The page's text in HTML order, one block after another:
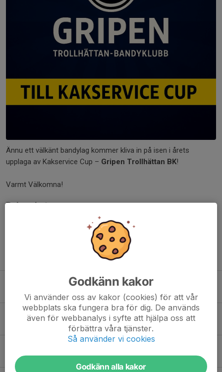
Ännu ett välkänt bandylag kommer kliva in på isen i årets
upplaga av Kakservice Cup – Gripen Trollhättan BK!
Varmt Välkomna!
Dela nyhet
Kakservice Cup Live
21 mar, 09:29 0
6 mar, 12:20 0
Godkänn kakor
Vi använder oss av kakor (cookies) för att vår
webbplats ska fungera bra för dig. De används
även för webbanalys i syfte att hjälpa oss att
förbättra våra tjänster.
Så använder vi cookies
Godkänn alla kakor